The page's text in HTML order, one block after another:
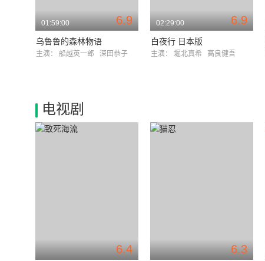
6.9
01:59:00
乌鲁鲁的森林物语
主演： 船越英一郎 深田恭子
6.9
02:29:00
白夜行 日本版
主演： 堀北真希 高良健吾
电视剧
6.4 6.3